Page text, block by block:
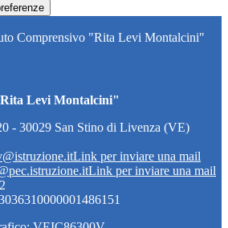
Comprensivo "Rita Levi Montalcini"
Levi Montalcini"
- 30029 San Stino di Livenza (VE)
Link per inviare una mail
Link per inviare una mail